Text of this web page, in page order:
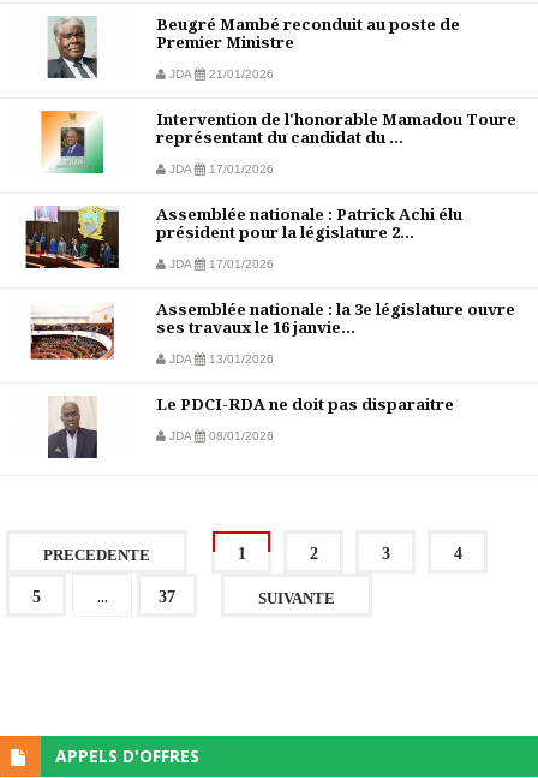
Beugré Mambé reconduit au poste de
Premier Ministre
JDA 21/01/2026
Intervention de l'honorable Mamadou Toure
représentant du candidat du ...
JDA 17/01/2026
Assemblée nationale : Patrick Achi élu
président pour la législature 2...
JDA 17/01/2026
Assemblée nationale : la 3e législature ouvre
ses travaux le 16 janvie...
JDA 13/01/2026
Le PDCI-RDA ne doit pas disparaitre
JDA 08/01/2026
PRECEDENTE 1 2 3 4
5 ... 37 SUIVANTE
APPELS D'OFFRES